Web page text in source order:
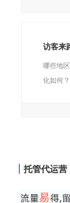
访客来
哪些地
化如何
托管代运营